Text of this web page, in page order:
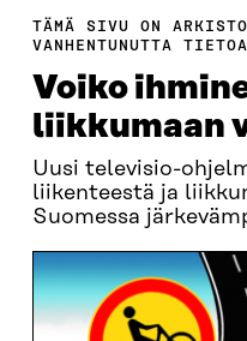
TÄMÄ SIVU ON
VANHENTUNUTTA TIETOA
Voiko
liikkumaan
Uusi televisio-
liikenteestä ja
Suomessa